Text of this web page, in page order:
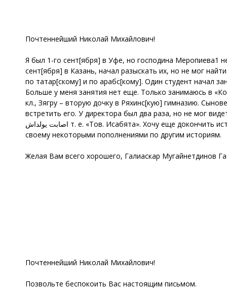
Почтеннейший Николай Михайлович!
Я был 1-го сент[ября] в Уфе, но господина Меропиева1
сент[ября] в Казань, начал разыскать их, но не мог
по татар[скому] и по арабс[кому]. Один студент начал
Больше у меня занятия нет еще. Только занимаюсь в
кл., Зягру – вторую дочку в Ряхинс[кую] гимназию.
встретить его. У директора был два раза, но не мог
اصابت يولداش т. е. «Тов. Исабята». Хочу еще докончить ист[о]рию религии. Как я Вам говорил, я ведь перевел ее от Мензиса2, а теперь хочу переделать по-
своему некоторыми пополнениями по другим историям.
Желая Вам всего хорошего, Галиаскар Мугайнетдинов
Почтеннейший Николай Михайлович!
Позвольте беспокоить Вас настоящим письмом.